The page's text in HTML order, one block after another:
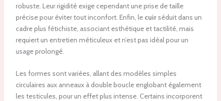
robuste. Leur rigidité exige cependant une prise de taille
précise pour éviter tout inconfort. Enfin, le cuirséduit dans un
cadre plus fétichiste, associant esthétique et tactilité, mais
requiert un entretien méticuleux et n’est pas idéal pour un
usage prolongé.
Les formes sont variées, allant des modèles simples
circulaires aux anneaux à double boucle englobant également
les testicules, pour un effet plus intense. Certains incorporent